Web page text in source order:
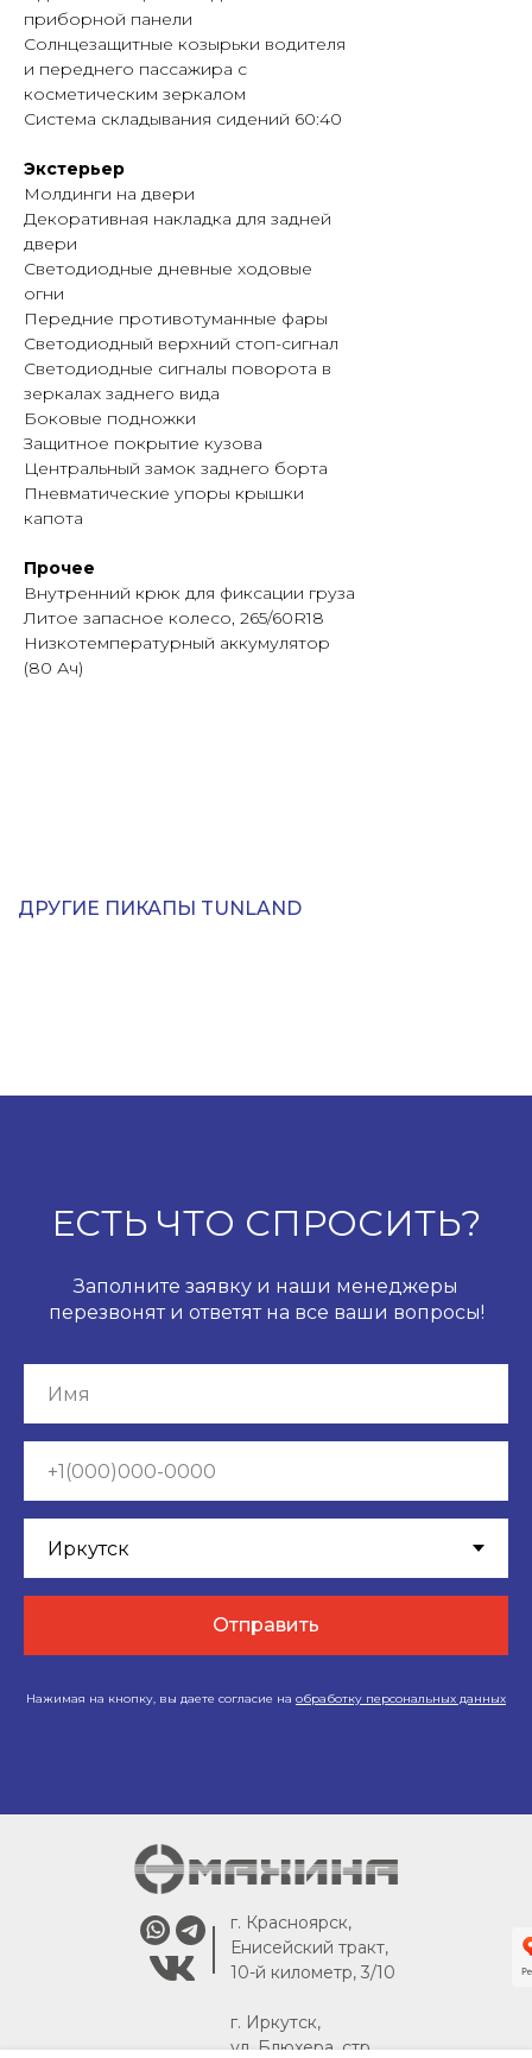
приборной панели
Солнцезащитные козырьки водителя
и переднего пассажира с
косметическим зеркалом
Система складывания сидений 60:40
Экстерьер
Молдинги на двери
Декоративная накладка для задней
двери
Светодиодные дневные ходовые
огни
Передние противотуманные фары
Светодиодный верхний стоп-сигнал
Светодиодные сигналы поворота в
зеркалах заднего вида
Боковые подножки
Защитное покрытие кузова
Центральный замок заднего борта
Пневматические упоры крышки
капота
Прочее
Внутренний крюк для фиксации груза
Литое запасное колесо, 265/60R18
Низкотемпературный аккумулятор
(80 Ач)
ДРУГИЕ ПИКАПЫ TUNLAND
ЕСТЬ ЧТО СПРОСИТЬ?
Заполните заявку и наши менеджеры
перезвонят и ответят на все ваши вопросы!
Отправить
Нажимая на кнопку, вы даете согласие на обработку персональных данных
г. Красноярск,
Енисейский тракт,
10-й километр, 3/10
г. Иркутск,
ул. Блюхера, стр.